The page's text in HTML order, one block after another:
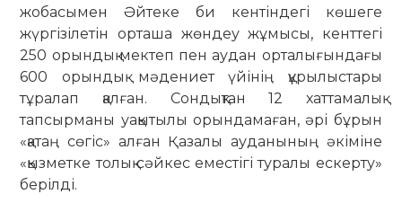
жобасымен Әйтеке би кентіндегі көшеге
жүргізілетін орташа жөндеу жұмысы, кенттегі
250 орындық мектеп пен аудан орталығындағы
600 орындық мәдениет үйінің құрылыстары
тұралап қалған. Сондықтан 12 хаттамалық
тапсырманы уақытылы орындамаған, әрі бұрын
«қатаң сөгіс» алған Қазалы ауданының әкіміне
«қызметке толық сәйкес еместігі туралы ескерту»
берілді.